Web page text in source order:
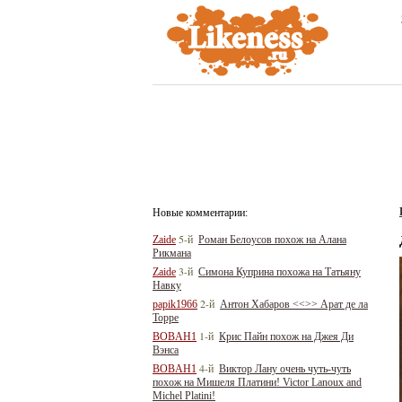
Новые комментарии:
Zaide 5-й Роман Белоусов похож на Алана
Рикмана
Zaide 3-й Симона Куприна похожа на Татьяну
Навку
papik1966 2-й Антон Хабаров <<>> Арат де ла
Торре
BOBAH1 1-й Крис Пайн похож на Джея Ди
Вэнса
BOBAH1 4-й Виктор Лану очень чуть-чуть
похож на Мишеля Платини! Victor Lanoux and
Michel Platini!